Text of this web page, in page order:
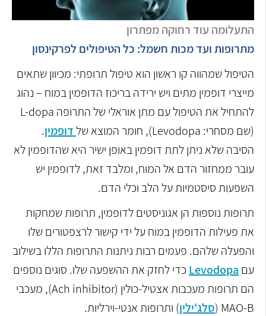
התעלומה עוד רחוקה מפתרון
מתרופות ועד מכות חשמל: כל הטיפולים לפרקינסון
הטיפול שמהווה קו ראשון הוא טיפול תרופתי: מכיוון שתאים
מייצרי דופמין מתים ויש ירידה בריכוז הדופמין במוח – נהוג
להתחיל את הטיפול עם מתן אוראלי של התרופה L-dopa
(שם מסחרי: Levodopa), חומר המוצא של
דופמין.
הסיבה שלא ניתן לתת דופמין באופן ישיר היא שהדופמין לא
עובר ממחזור הדם אל המוח, ומלבד זאת, לדופמין יש
השפעות סיסטמיות על הלב וכלי הדם.
תרופות נוספות הן אגוניסטים לדופמין, תרופות שמחקות
את פעילות הדופמין במוח על ידי קישור לרצפטורים שלו
והפעלה שלהם. פעמים רבות ניתנות התרופות הללו בשילוב
עם Levodopaכדי לחזק את ההשפעה שלו. סוגים נוספים
הם תרופות מעכבות אצטיל-כולין (Ach inhibitor), מעכבי
MAO-B ( סלג'ילין) ותרופות אנטי-וירליות.